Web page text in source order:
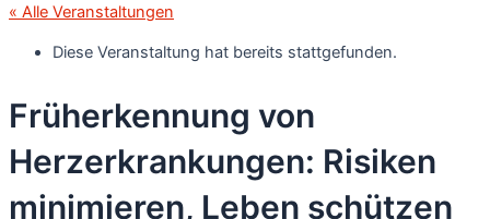
« Alle Veranstaltungen
Diese Veranstaltung hat bereits stattgefunden.
Früherkennung von
Herzerkrankungen: Risiken
minimieren, Leben schützen